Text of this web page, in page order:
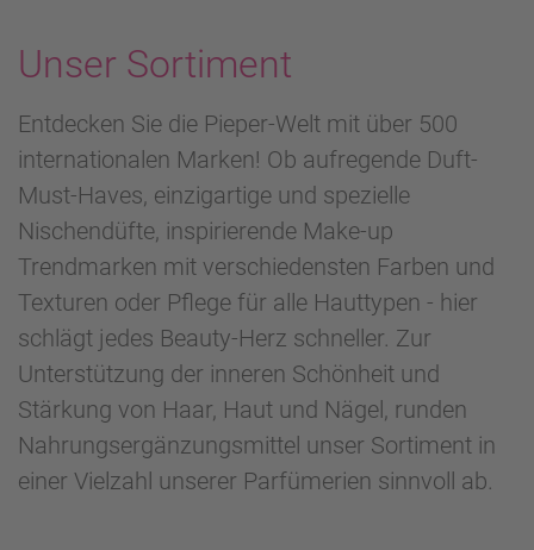
Unser Sortiment
Entdecken Sie die Pieper-Welt mit über 500
internationalen Marken! Ob aufregende Duft-
Must-Haves, einzigartige und spezielle
Nischendüfte, inspirierende Make-up
Trendmarken mit verschiedensten Farben und
Texturen oder Pflege für alle Hauttypen - hier
schlägt jedes Beauty-Herz schneller. Zur
Unterstützung der inneren Schönheit und
Stärkung von Haar, Haut und Nägel, runden
Nahrungsergänzungsmittel unser Sortiment in
einer Vielzahl unserer Parfümerien sinnvoll ab.